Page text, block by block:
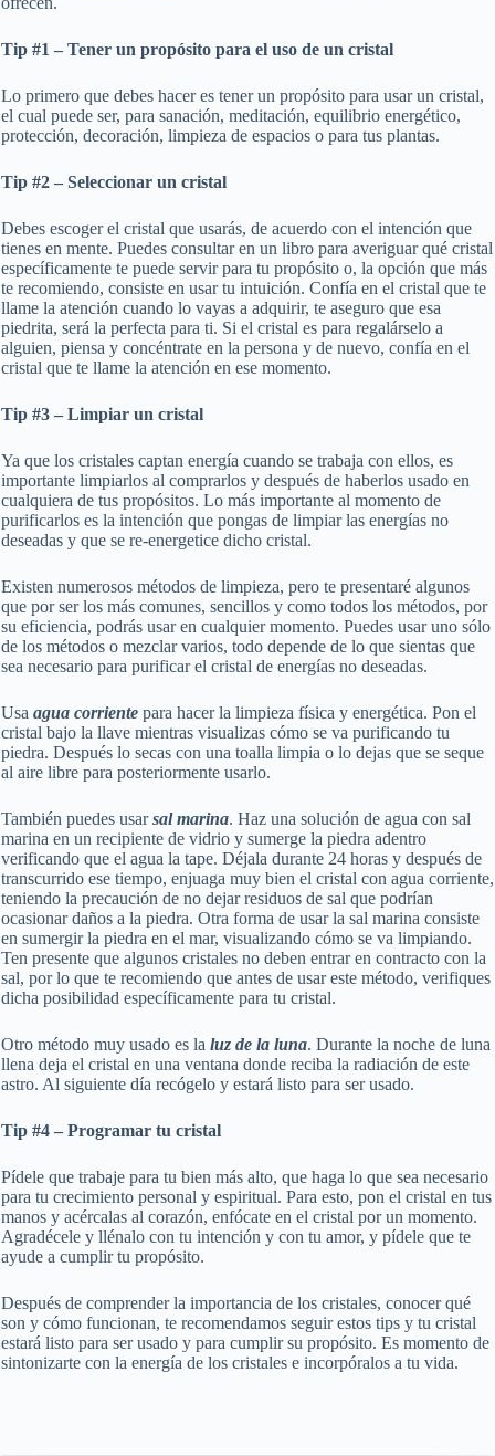
Tip #1 – Tener un propósito para el uso de un cristal
Lo primero que debes hacer es tener un propósito para usar un cristal,
el cual puede ser, para sanación, meditación, equilibrio energético,
protección, decoración, limpieza de espacios o para tus plantas.
Tip #2 – Seleccionar un cristal
Debes escoger el cristal que usarás, de acuerdo con el intención que
tienes en mente. Puedes consultar en un libro para averiguar qué cristal
específicamente te puede servir para tu propósito o, la opción que más
te recomiendo, consiste en usar tu intuición. Confía en el cristal que te
llame la atención cuando lo vayas a adquirir, te aseguro que esa
piedrita, será la perfecta para ti. Si el cristal es para regalárselo a
alguien, piensa y concéntrate en la persona y de nuevo, confía en el
cristal que te llame la atención en ese momento.
Tip #3 – Limpiar un cristal
Ya que los cristales captan energía cuando se trabaja con ellos, es
importante limpiarlos al comprarlos y después de haberlos usado en
cualquiera de tus propósitos. Lo más importante al momento de
purificarlos es la intención que pongas de limpiar las energías no
deseadas y que se re-energetice dicho cristal.
Existen numerosos métodos de limpieza, pero te presentaré algunos
que por ser los más comunes, sencillos y como todos los métodos, por
su eficiencia, podrás usar en cualquier momento. Puedes usar uno sólo
de los métodos o mezclar varios, todo depende de lo que sientas que
sea necesario para purificar el cristal de energías no deseadas.
Usa agua corriente para hacer la limpieza física y energética. Pon el
cristal bajo la llave mientras visualizas cómo se va purificando tu
piedra. Después lo secas con una toalla limpia o lo dejas que se seque
al aire libre para posteriormente usarlo.
También puedes usarsal marina. Haz una solución de agua con sal
marina en un recipiente de vidrio y sumerge la piedra adentro
verificando que el agua la tape. Déjala durante 24 horas y después de
transcurrido ese tiempo, enjuaga muy bien el cristal con agua corriente,
teniendo la precaución de no dejar residuos de sal que podrían
ocasionar daños a la piedra. Otra forma de usar la sal marina consiste
en sumergir la piedra en el mar, visualizando cómo se va limpiando.
Ten presente que algunos cristales no deben entrar en contracto con la
sal, por lo que te recomiendo que antes de usar este método, verifiques
dicha posibilidad específicamente para tu cristal.
Otro método muy usado es la luz de la luna. Durante la noche de luna
llena deja el cristal en una ventana donde reciba la radiación de este
astro. Al siguiente día recógelo y estará listo para ser usado.
Tip #4 – Programar tu cristal
Pídele que trabaje para tu bien más alto, que haga lo que sea necesario
para tu crecimiento personal y espiritual. Para esto, pon el cristal en tus
manos y acércalas al corazón, enfócate en el cristal por un momento.
Agradécele y llénalo con tu intención y con tu amor, y pídele que te
ayude a cumplir tu propósito.
Después de comprender la importancia de los cristales, conocer qué
son y cómo funcionan, te recomendamos seguir estos tips y tu cristal
estará listo para ser usado y para cumplir su propósito. Es momento de
sintonizarte con la energía de los cristales e incorpóralos a tu vida.